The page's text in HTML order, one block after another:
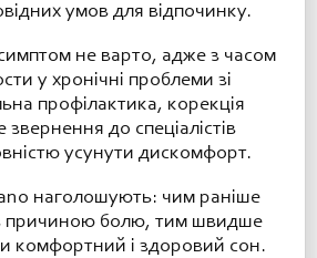
умов для відпочинку.
не варто, адже з часом
у хронічні проблеми зі
профілактика, корекція
звернення до спеціалістів
усунути дискомфорт.
наголошують: чим раніше
причиною болю, тим швидше
комфортний і здоровий сон.